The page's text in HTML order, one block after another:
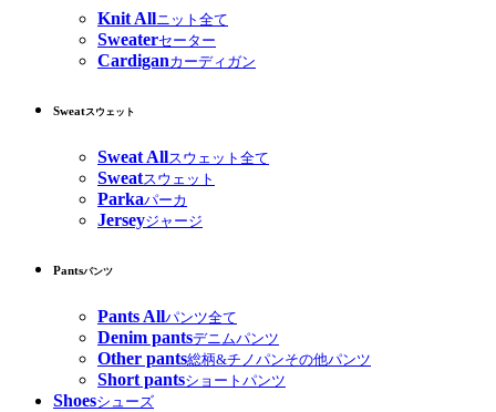
Knit Allニット全て
Sweaterセーター
Cardiganカーディガン
Sweatスウェット
Sweat Allスウェット全て
Sweatスウェット
Parkaパーカ
Jerseyジャージ
Pantsパンツ
Pants Allパンツ全て
Denim pantsデニムパンツ
Other pants総柄&チノパンその他パンツ
Short pantsショートパンツ
Shoesシューズ